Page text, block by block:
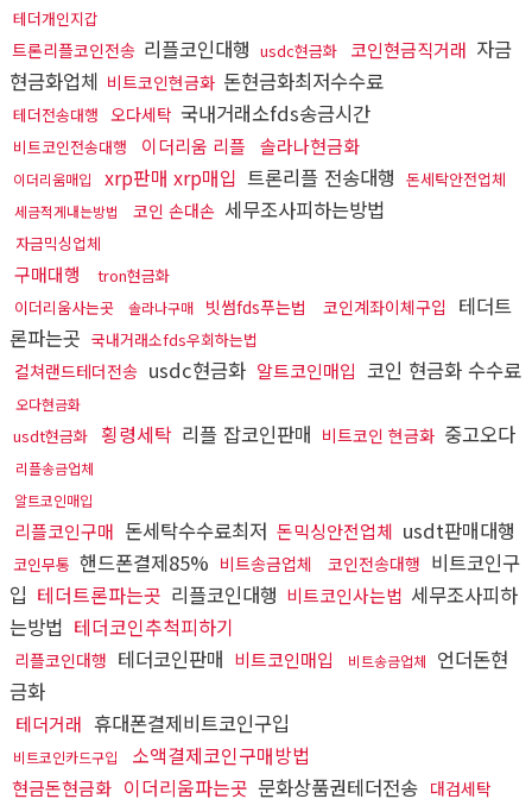
테더개인지갑
트론리플코인전송 리플코인대행 usdc현금화 코인현금직거래 자금
현금화업체 비트코인현금화 돈현금화최저수수료
테더전송대행 오다세탁 국내거래소fds송금시간
비트코인전송대행 이더리움 리플 솔라나현금화
이더리움매입 xrp판매 xrp매입 트론리플 전송대행 돈세탁안전업체
세금적게내는방법 코인 손대손 세무조사피하는방법
자금믹싱업체
구매대행
tron현금화
이더리움사는곳
솔라나구매 빗썸fds푸는법 코인계좌이체구입
테더트
론파는곳 국내거래소fds우회하는법
컬쳐랜드테더전송 usdc현금화 알트코인매입 코인 현금화 수수료
오다현금화
usdt현금화 횡령세탁 리플 잡코인판매 비트코인 현금화 중고오다
리플송금업체
알트코인매입
리플코인구매 돈세탁수수료최저 돈믹싱안전업체 usdt판매대행
코인무통 핸드폰결제85% 비트송금업체 코인전송대행 비트코인구
입 테더트론파는곳 리플코인대행 비트코인사는법 세무조사피하
는방법 테더코인추척피하기
리플코인대행 테더코인판매 비트코인매입 비트송금업체
언더돈현
금화
테더거래 휴대폰결제비트코인구입
비트코인카드구입 소액결제코인구매방법
현금돈현금화 이더리움파는곳 문화상품권테더전송 대검세탁